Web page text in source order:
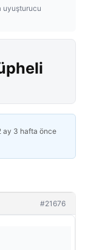
uyuşturucu
ay 3 hafta önce
#21676